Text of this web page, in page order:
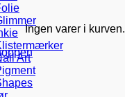
Ingen varer i kurven.
Art